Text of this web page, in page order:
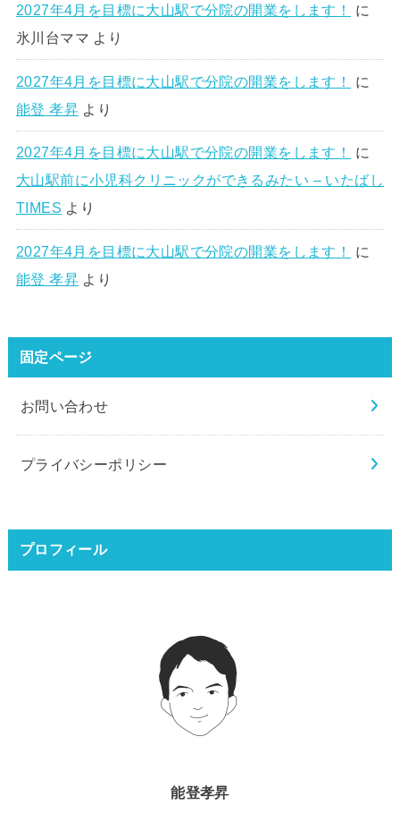
2027年4月を目標に大山駅で分院の開業をします！
に
氷川台ママ より
2027年4月を目標に大山駅で分院の開業をします！
に
能登 孝昇より
2027年4月を目標に大山駅で分院の開業をします！
に
大山駅前に小児科クリニックができるみたい – いたばし
TIMES より
2027年4月を目標に大山駅で分院の開業をします！
に
能登 孝昇より
固定ページ
お問い合わせ
プライバシーポリシー
プロフィール
能登孝昇